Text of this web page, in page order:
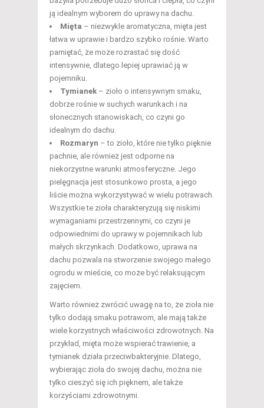
ją idealnym wyborem do uprawy na dachu.
Mięta – niezwykle aromatyczna, mięta jest
łatwa w uprawie i bardzo szybko rośnie. Warto
pamiętać, że może rozrastać się dość
intensywnie, dlatego lepiej uprawiać ją w
pojemniku.
Tymianek – zioło o intensywnym smaku,
dobrze rośnie w suchych warunkach i na
słonecznych stanowiskach, co czyni go
idealnym do dachu.
Rozmaryn – to zioło, które nie tylko pięknie
pachnie, ale również jest odporne na
niekorzystne warunki atmosferyczne. Jego
pielęgnacja jest stosunkowo prosta, a jego
liście można wykorzystywać w wielu potrawach.
Wszystkie te zioła charakteryzują się niskimi
wymaganiami przestrzennymi, co czyni je
odpowiednimi do uprawy w pojemnikach lub
małych skrzynkach. Dodatkowo, uprawa na
dachu pozwala na stworzenie swojego małego
ogrodu w mieście, co może być relaksującym
zajęciem.
Warto również zwrócić uwagę na to, że zioła nie
tylko dodają smaku potrawom, ale mają także
wiele korzystnych właściwości zdrowotnych. Na
przykład, mięta może wspierać trawienie, a
tymianek działa przeciwbakteryjnie. Dlatego,
wybierając zioła do swojej dachu, można nie
tylko cieszyć się ich pięknem, ale także
korzyściami zdrowotnymi.